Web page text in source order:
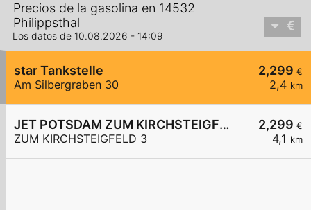
Precios de la gasolina en 14532
Philippsthal
Los datos de 10.08.2026 - 14:09
2,299 €
2,4 km
star Tankstelle
Am Silbergraben 30
2,299 €
4,1 km
JET POTSDAM ZUM KIRCHSTEIGFELD 3
ZUM KIRCHSTEIGFELD 3